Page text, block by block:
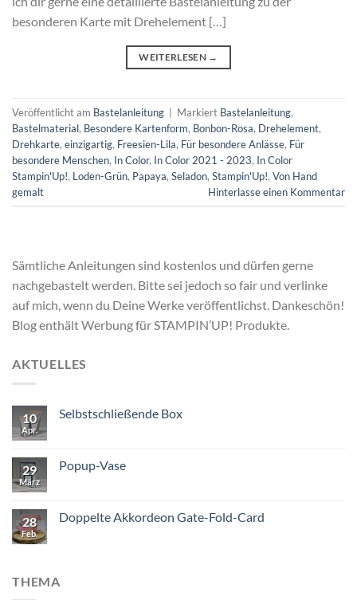
Sämtliche Anleitungen sind kostenlos und dürfen gerne
nachgebastelt werden. Bitte sei jedoch so fair und verlinke
auf mich, wenn du Deine Werke veröffentlichst. Dankeschön!
Blog enthält Werbung für STAMPIN’UP! Produkte.
AKTUELLES
10
Apr.
Selbstschließende Box
29
März
Popup-Vase
28
Feb.
Doppelte Akkordeon Gate-Fold-Card
THEMA
besonderen Karte mit Drehelement […]
WEITERLESEN →
Veröffentlicht am Bastelanleitung Markiert Bastelanleitung,
Bastelmaterial, Besondere Kartenform, Bonbon-Rosa, Drehelement,
Drehkarte, einzigartig, Freesien-Lila, Für besondere Anlässe, Für
besondere Menschen, In Color, In Color 2021 - 2023, In Color
Stampin'Up!, Loden-Grün, Papaya, Seladon, Stampin'Up!, Von Hand
gemalt
Hinterlasse einen Kommentar